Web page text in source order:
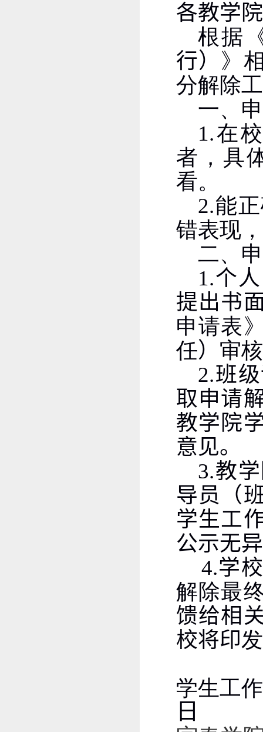
各教学
根据
行） 》
分解除
一、
1.在
者，具
看。
2.能
错表现，
二、
1.个
提出书
申请表
任） 审
2.班
取申请
教学院
意见。
3.教
导员（
学生工
公示无
4.学
解除最
馈给相
校将印发
学生工作
日